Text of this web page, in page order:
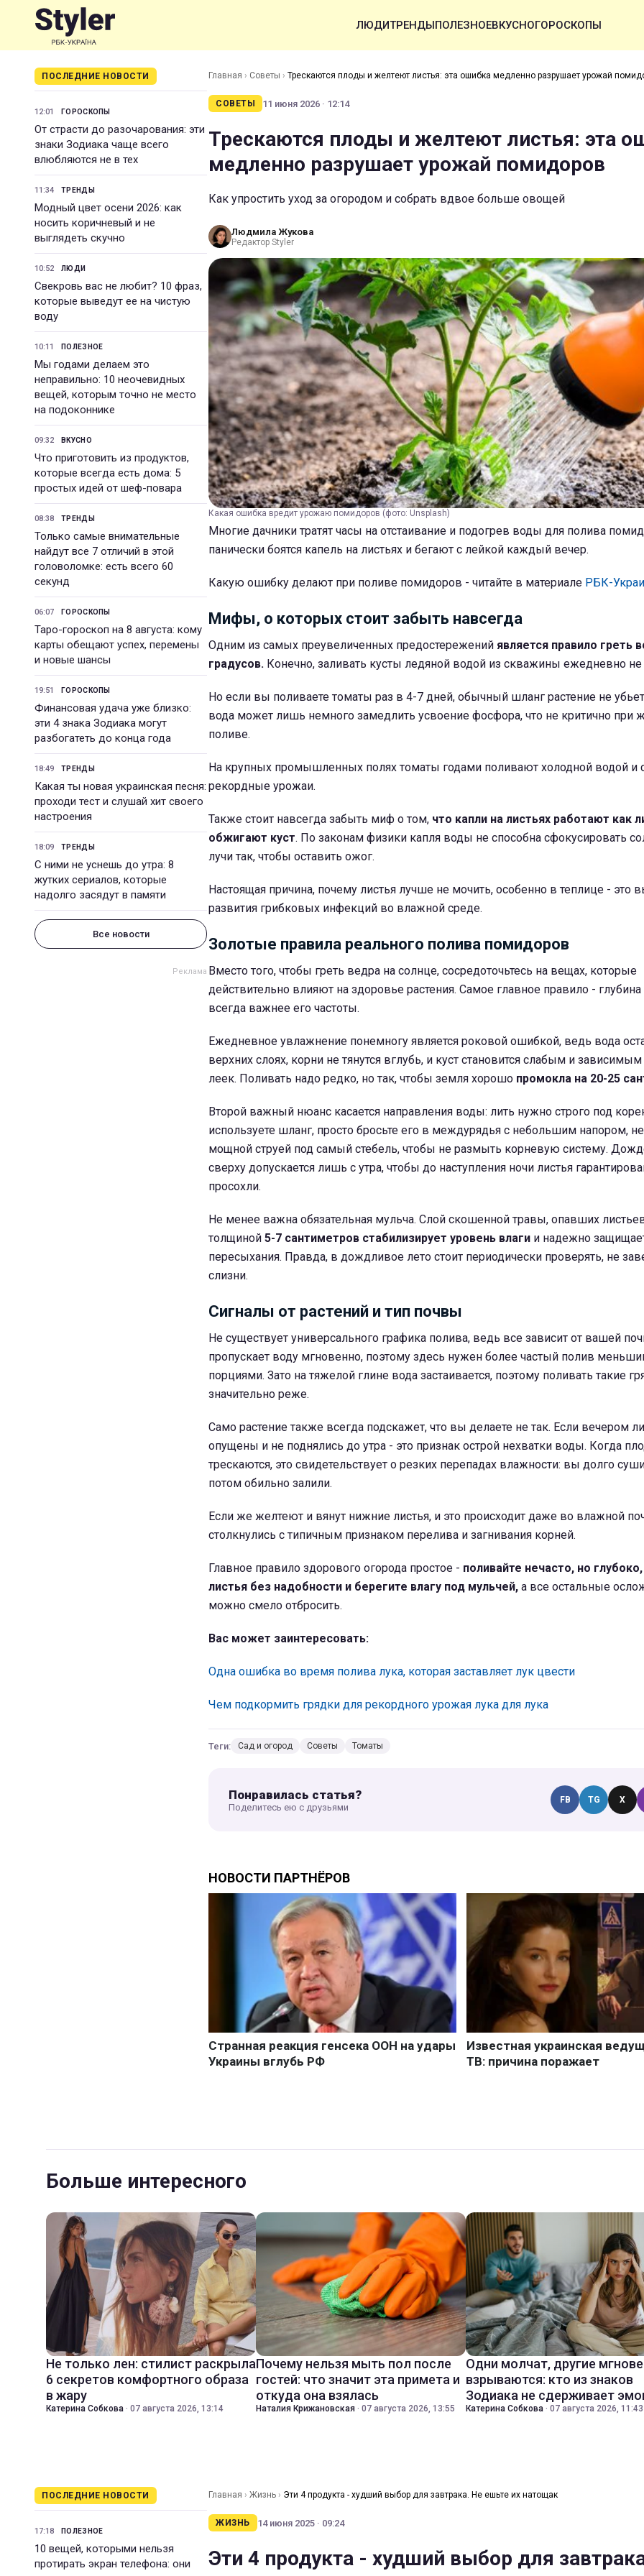
ЛЮДИТРЕНДЫПОЛЕЗНОЕВКУСНОГОРОСКОПЫ
ПОСЛЕДНИЕ НОВОСТИ
12:01 ГОРОСКОПЫ
От страсти до разочарования: эти
знаки Зодиака чаще всего
влюбляются не в тех
11:34 ТРЕНДЫ
Модный цвет осени 2026: как
носить коричневый и не
выглядеть скучно
10:52 ЛЮДИ
Свекровь вас не любит? 10 фраз,
которые выведут ее на чистую
воду
10:11 ПОЛЕЗНОЕ
Мы годами делаем это
неправильно: 10 неочевидных
вещей, которым точно не место
на подоконнике
09:32 ВКУСНО
Что приготовить из продуктов,
которые всегда есть дома: 5
простых идей от шеф-повара
08:38 ТРЕНДЫ
Только самые внимательные
найдут все 7 отличий в этой
головоломке: есть всего 60
секунд
06:07 ГОРОСКОПЫ
Таро-гороскоп на 8 августа: кому
карты обещают успех, перемены
и новые шансы
19:51 ГОРОСКОПЫ
Финансовая удача уже близко:
эти 4 знака Зодиака могут
разбогатеть до конца года
18:49 ТРЕНДЫ
Какая ты новая украинская песня:
проходи тест и слушай хит своего
настроения
18:09 ТРЕНДЫ
С ними не уснешь до утра: 8
жутких сериалов, которые
надолго засядут в памяти
Все новости
Главная › Советы › Трескаются плоды и желтеют листья: эта ошибка медленно разрушает урожай
СОВЕТЫ 11 июня 2026 · 12:14
Трескаются плоды и желтеют листья: эта
медленно разрушает урожай помидоров
Как упростить уход за огородом и собрать вдвое больше овощей
Людмила Жукова
Редактор Styler
Какая ошибка вредит урожаю помидоров (фото: Unsplash)
Многие дачники тратят часы на отстаивание и подогрев воды для полива
панически боятся капель на листьях и бегают с лейкой каждый вечер.
Какую ошибку делают при поливе помидоров - читайте в материале РБК-
Мифы, о которых стоит забыть навсегда
Одним из самых преувеличенных предостережений является правило греть
градусов. Конечно, заливать кусты ледяной водой из скважины ежедневно не
Но если вы поливаете томаты раз в 4-7 дней, обычный шланг растение не
вода может лишь немного замедлить усвоение фосфора, что не критично при
поливе.
На крупных промышленных полях томаты годами поливают холодной водой и
рекордные урожаи.
Также стоит навсегда забыть миф о том, что капли на листьях работают как
обжигают куст. По законам физики капля воды не способна сфокусировать
лучи так, чтобы оставить ожог.
Настоящая причина, почему листья лучше не мочить, особенно в теплице - это
развития грибковых инфекций во влажной среде.
Золотые правила реального полива помидоров
Вместо того, чтобы греть ведра на солнце, сосредоточьтесь на вещах, которые
действительно влияют на здоровье растения. Самое главное правило -
всегда важнее его частоты.
Ежедневное увлажнение понемногу является роковой ошибкой, ведь вода
верхних слоях, корни не тянутся вглубь, и куст становится слабым и
леек. Поливать надо редко, но так, чтобы земля хорошо промокла на 20-25
Второй важный нюанс касается направления воды: лить нужно строго под
используете шланг, просто бросьте его в междурядья с небольшим напором,
мощной струей под самый стебель, чтобы не размыть корневую систему.
сверху допускается лишь с утра, чтобы до наступления ночи листья
просохли.
Не менее важна обязательная мульча. Слой скошенной травы, опавших
толщиной 5-7 сантиметров стабилизирует уровень влаги и надежно
пересыхания. Правда, в дождливое лето стоит периодически проверять, не
слизни.
Сигналы от растений и тип почвы
Не существует универсального графика полива, ведь все зависит от вашей
пропускает воду мгновенно, поэтому здесь нужен более частый полив
порциями. Зато на тяжелой глине вода застаивается, поэтому поливать такие
значительно реже.
Само растение также всегда подскажет, что вы делаете не так. Если вечером
опущены и не поднялись до утра - это признак острой нехватки воды. Когда
трескаются, это свидетельствует о резких перепадах влажности: вы долго
потом обильно залили.
Если же желтеют и вянут нижние листья, и это происходит даже во влажной
столкнулись с типичным признаком перелива и загнивания корней.
Главное правило здорового огорода простое - поливайте нечасто, но
листья без надобности и берегите влагу под мульчей, а все остальные
можно смело отбросить.
Вас может заинтересовать:
Одна ошибка во время полива лука, которая заставляет лук цвести
Чем подкормить грядки для рекордного урожая лука для лука
Теги: Сад и огород Советы Томаты
Понравилась статья?
Поделитесь ею с друзьями
FB TG X
Больше интересного
Не только лен: стилист раскрыла
6 секретов комфортного образа
в жару
Катерина Собкова · 07 августа 2026, 13:14
Почему нельзя мыть пол после
гостей: что значит эта примета и
откуда она взялась
Наталия Крижановская · 07 августа 2026, 13:55
Одни молчат, другие
взрываются: кто из знаков
Зодиака не сдерживает
Катерина Собкова · 07 августа 2026, 11:43
ПОСЛЕДНИЕ НОВОСТИ
17:18 ПОЛЕЗНОЕ
10 вещей, которыми нельзя
протирать экран телефона: они
Главная › Жизнь › Эти 4 продукта - худший выбор для завтрака. Не ешьте их натощак
ЖИЗНЬ 14 июня 2025 · 09:24
Эти 4 продукта - худший выбор для